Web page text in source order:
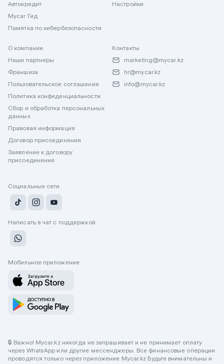
Автокредит
Mycar Гид
Памятка по кибербезопасности
Настройки
О компании
Наши партнеры
Франшиза
Пользовательское соглашение
Политика конфиденциальности
Сбор и обработка персональных
данных
Правовая информация
Договор присоединения
Заявление к договору
присоединения
Контакты
marketing@mycar.kz
hr@mycar.kz
info@mycar.kz
Социальные сети
Написать в чат с поддержкой
Мобильное приложение
🔒 Важно! Mycar.kz никогда не запрашивает и не принимает оплату
через WhatsApp или другие мессенджеры. Все финансовые операции
проводятся только через приложение Mycar.kz Будьте внимательны и